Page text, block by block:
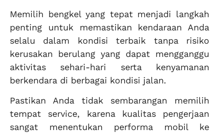
Memilih bengkel yang tepat menjadi langkah
penting untuk memastikan kendaraan Anda
selalu dalam kondisi terbaik tanpa risiko
kerusakan berulang yang dapat mengganggu
aktivitas sehari-hari serta kenyamanan
berkendara di berbagai kondisi jalan.
Pastikan Anda tidak sembarangan memilih
tempat service, karena kualitas pengerjaan
sangat menentukan performa mobil ke